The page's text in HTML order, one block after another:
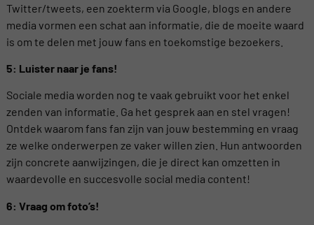
Twitter/tweets, een zoekterm via Google, blogs en andere
media vormen een schat aan informatie, die de moeite waard
is om te delen met jouw fans en toekomstige bezoekers.
5: Luister naar je fans!
Sociale media worden nog te vaak gebruikt voor het enkel
zenden van informatie. Ga het gesprek aan en stel vragen!
Ontdek waarom fans fan zijn van jouw bestemming en vraag
ze welke onderwerpen ze vaker willen zien. Hun antwoorden
zijn concrete aanwijzingen, die je direct kan omzetten in
waardevolle en succesvolle social media content!
6: Vraag om foto’s!